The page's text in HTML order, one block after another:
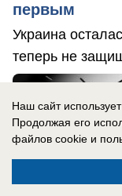
первым
Украина
теперь не
Наш сайт использует
Продолжая его
файлов cookie и